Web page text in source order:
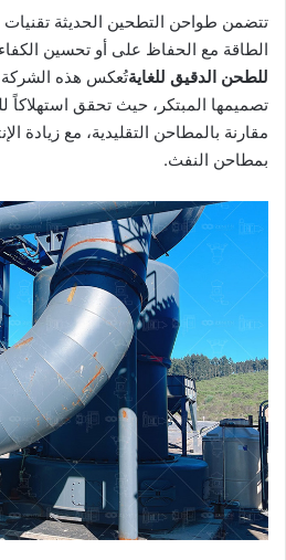
تتضمن طواحن التطحين الحديثة تقنيات
الطاقة مع الحفاظ على أو تحسين
للطحن الدقيق للغايةتُعكس هذه الشركة
مقارنة بالمطاحن التقليدية، مع زيادة
بمطاحن النفث.